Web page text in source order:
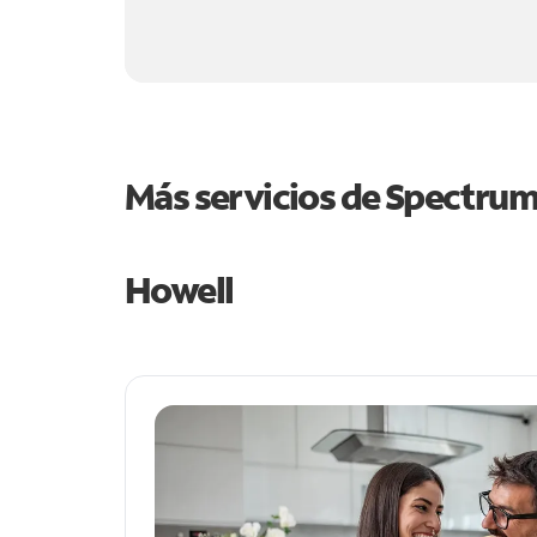
Más servicios de
Howell